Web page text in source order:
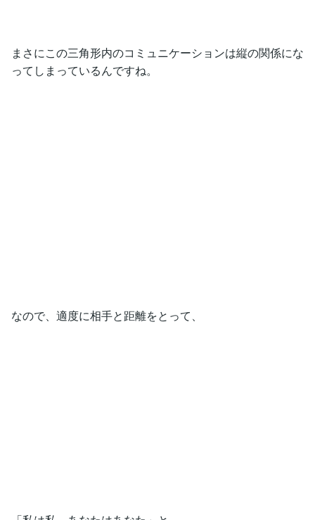
まさにこの三角形内のコミュニケーションは縦の関係にな
ってしまっているんですね。
なので、適度に相手と距離をとって、